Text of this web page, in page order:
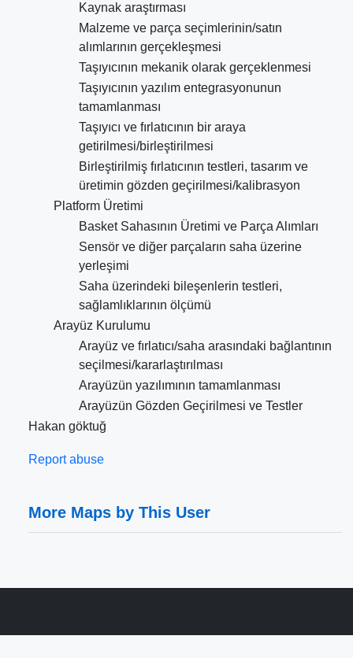
Kaynak araştırması
Malzeme ve parça seçimlerinin/satın
alımlarının gerçekleşmesi
Taşıyıcının mekanik olarak gerçeklenmesi
Taşıyıcının yazılım entegrasyonunun
tamamlanması
Taşıyıcı ve fırlatıcının bir araya
getirilmesi/birleştirilmesi
Birleştirilmiş fırlatıcının testleri, tasarım ve
üretimin gözden geçirilmesi/kalibrasyon
Platform Üretimi
Basket Sahasının Üretimi ve Parça Alımları
Sensör ve diğer parçaların saha üzerine
yerleşimi
Saha üzerindeki bileşenlerin testleri,
sağlamlıklarının ölçümü
Arayüz Kurulumu
Arayüz ve fırlatıcı/saha arasındaki bağlantının
seçilmesi/kararlaştırılması
Arayüzün yazılımının tamamlanması
Arayüzün Gözden Geçirilmesi ve Testler
Hakan göktuğ
Report abuse
More Maps by This User